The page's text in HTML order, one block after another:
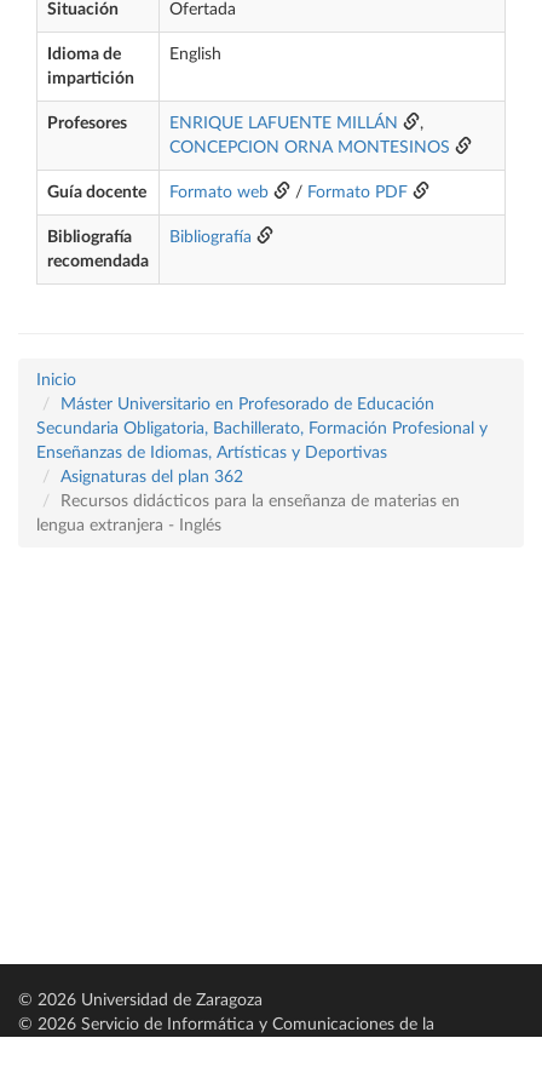
Situación Ofertada
Idioma de
impartición
English
Profesores ENRIQUE LAFUENTE MILLÁN
,
CONCEPCION ORNA MONTESINOS
Guía docente Formato web / Formato PDF
Bibliografía
recomendada
Bibliografía
Inicio
Máster Universitario en Profesorado de Educación
Secundaria Obligatoria, Bachillerato, Formación Profesional y
Enseñanzas de Idiomas, Artísticas y Deportivas
Asignaturas del plan 362
Recursos didácticos para la enseñanza de materias en
lengua extranjera - Inglés
© 2026 Universidad de Zaragoza
© 2026 Servicio de Informática y Comunicaciones de la